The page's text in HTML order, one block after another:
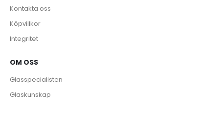
Kontakta oss
Köpvillkor
Integritet
OM OSS
Glasspecialisten
Glaskunskap